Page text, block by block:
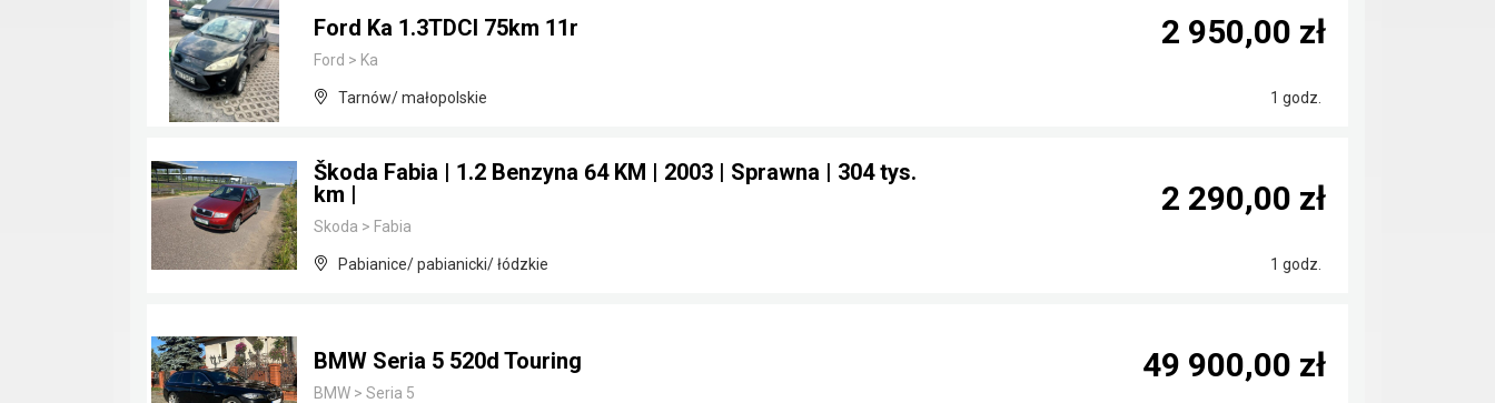
Ford Ka 1.3TDCI 75km 11r
Ford > Ka
Tarnów/ małopolskie 1 godz.
2 950,00 zł
Škoda Fabia | 1.2 Benzyna 64 KM | 2003 | Sprawna | 304 tys.
km |
Skoda > Fabia
Pabianice/ pabianicki/ łódzkie 1 godz.
2 290,00 zł
BMW Seria 5 520d Touring
BMW > Seria 5
49 900,00 zł